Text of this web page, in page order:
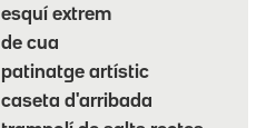
esquí extrem
de cua
patinatge artístic
caseta d'arribada